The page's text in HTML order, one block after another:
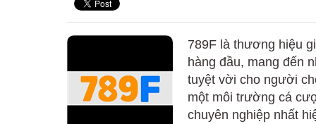
789F là thương hiệu
hàng đầu, mang đến
tuyệt vời cho người
một môi trường cá
chuyên nghiệp nhất